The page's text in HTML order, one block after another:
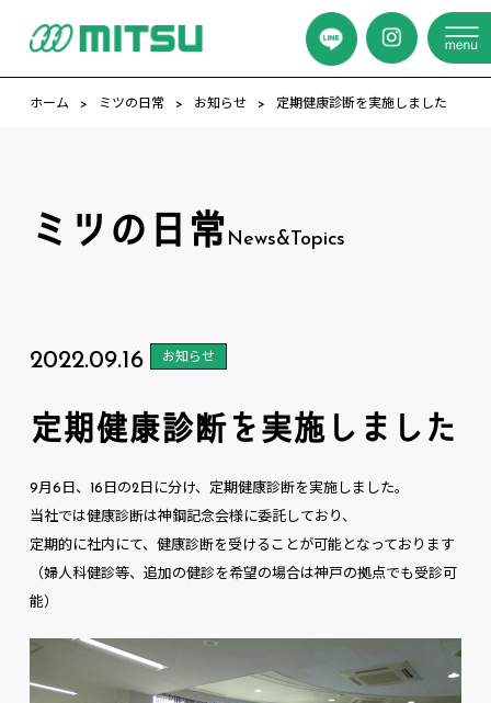
ホーム ミツの日常 お知らせ 定期健康診断を実施しました
ミツの日常News&Topics
2022.09.16 お知らせ
定期健康診断を実施しました
9月6日、16日の2日に分け、定期健康診断を実施しました。
当社では健康診断は神鋼記念会様に委託しており、
定期的に社内にて、健康診断を受けることが可能となっております
（婦人科健診等、追加の健診を希望の場合は神戸の拠点でも受診可
能）